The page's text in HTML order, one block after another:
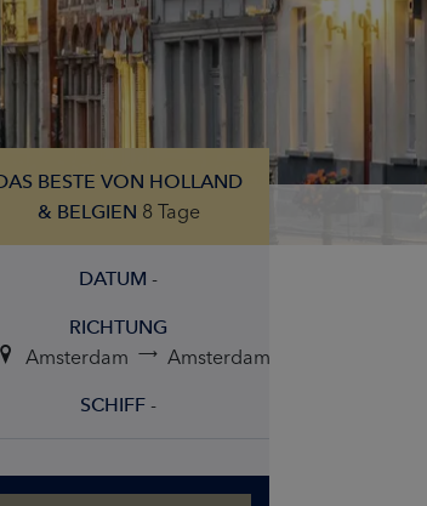
BESTE VON HOLLAND
& BELGIEN 8 Tage
DATUM -
RICHTUNG
Amsterdam Amsterdam
SCHIFF -